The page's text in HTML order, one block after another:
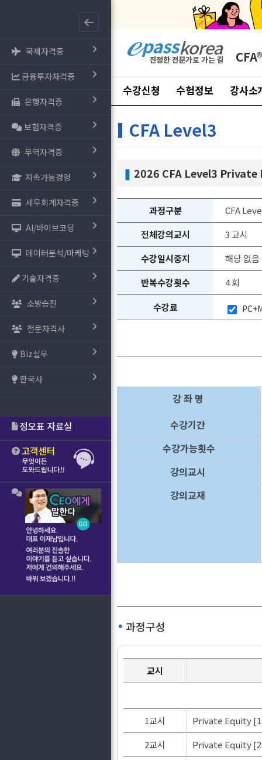
국제자격증
금융투자자격증
은행자격증
보험자격증
무역자격증
지속가능경영
세무회계자격증
AI/바이브코딩
데이터분석/마케팅
기술자격증
소방승진
전문자격사
Biz실무
한국사
CFA®
수강신청 수험정보 강사소
CFA Level3
❚ 2026 CFA Level3
과정구분
CFA
전체강의교시
3 교시
수강일시중지
해당 없음
반복수강횟수
4 회
수강료
강 좌 명
수강기간
수강가능횟수
강의교시
강의교재
과정구성
교시
1교시
Private Equity
2교시
Private Equity